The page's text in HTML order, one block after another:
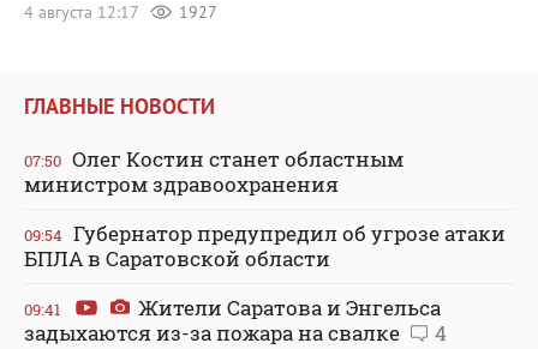
4 августа 12:17
1927
ГЛАВНЫЕ НОВОСТИ
07:50 Олег Костин станет областным
министром здравоохранения
09:54 Губернатор предупредил об угрозе атаки
БПЛА в Саратовской области
09:41
Жители Саратова и Энгельса
задыхаются из-за пожара на свалке
4